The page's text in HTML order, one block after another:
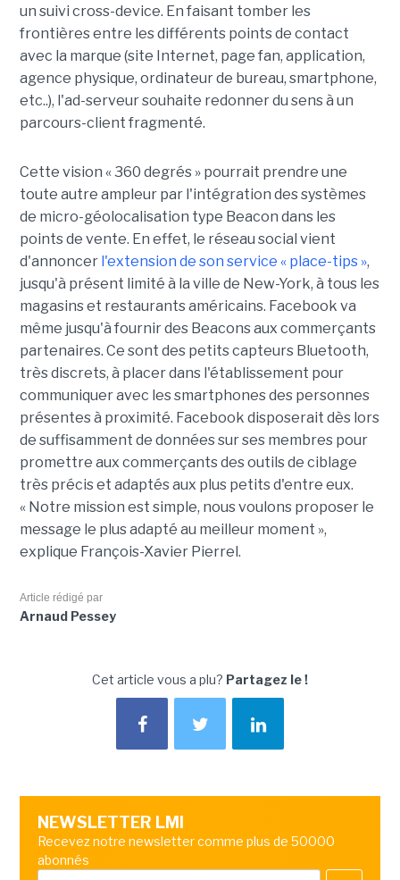
un suivi cross-device. En faisant tomber les
frontières entre les différents points de contact
avec la marque (site Internet, page fan, application,
agence physique, ordinateur de bureau, smartphone,
etc..), l'ad-serveur souhaite redonner du sens à un
parcours-client fragmenté.
Cette vision « 360 degrés » pourrait prendre une
toute autre ampleur par l'intégration des systèmes
de micro-géolocalisation type Beacon dans les
points de vente. En effet, le réseau social vient
d'annoncer l'extension de son service « place-tips »,
jusqu'à présent limité à la ville de New-York, à tous les
magasins et restaurants américains. Facebook va
même jusqu'à fournir des Beacons aux commerçants
partenaires. Ce sont des petits capteurs Bluetooth,
très discrets, à placer dans l'établissement pour
communiquer avec les smartphones des personnes
présentes à proximité. Facebook disposerait dès lors
de suffisamment de données sur ses membres pour
promettre aux commerçants des outils de ciblage
très précis et adaptés aux plus petits d'entre eux.
« Notre mission est simple, nous voulons proposer le
message le plus adapté au meilleur moment »,
explique François-Xavier Pierrel.
Article rédigé par
Arnaud Pessey
Cet article vous a plu? Partagez le !
NEWSLETTER LMI
Recevez notre newsletter comme plus de 50000
abonnés